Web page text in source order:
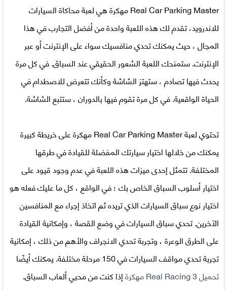
Real Car Parking Master مهكرة
هي لعبة محاكاة السيارات
للاندرويد، تقدم لك هذه اللعبة واحدة من أفضل التجارب في هذا
المجال ، حيث يمكنك تحدي منافسيك سواء على الإنترنت أو عبر
الإنترنت. ستمنحك اللعبة الشعور الحقيقي عند السباق. في كل مرة
يحدث فيها تصادم ، ستهتز الشاشة وكأنك تتعرض للاصطدام في
الحياة الواقعية. في كل مرة تقوم فيها بالدوران ، ستتبع الشاشة.
تحتويلعبة Real Car Parking Master مهكرة
على خريطة كبيرة
يمكنك من خلالها اختيار سيارتك المفضلة للقيادة في طرقها
المختلفة. تتمثل إحدى ميزات هذه اللعبة في عدم وجود قيود على
اختيار أسلوب السباق الخاص بك ؛ في الواقع ، كل ما عليك فعله هو
اختيار نوع سباق السيارات الذي تريده ثم اتخاذ إجراء مع المنافسين
الآخرين. تحدي سباق السيارات في وضع القصة ، وإمكانية القيادة
على الطرق الوعرة ، وتجربة تحدي الانجراف والأهم من ذلك ، إمكانية
تجربة تحدي مواقف السيارات في 150 مرحلة مختلفة. يمكنك أيضًا
تحميل Real Racing 3 مهكرة
إذا كنت من محبي ألعاب السباق.